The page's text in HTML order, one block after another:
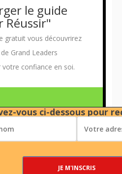
le guide
Réussir"
gratuit vous découvrirez
Grand Leaders
confiance en soi.
vous ci-dessous pour